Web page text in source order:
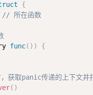
{
// 所在函数
func( ) )
{
获取panic传递的上下文并
( )